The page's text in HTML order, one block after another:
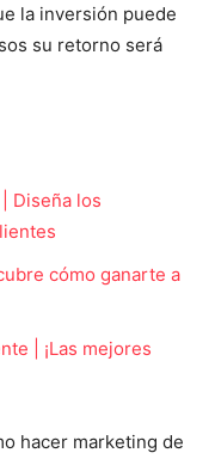
la inversión puede
su retorno será
Diseña los
cómo ganarte a
| ¡Las mejores
hacer marketing de